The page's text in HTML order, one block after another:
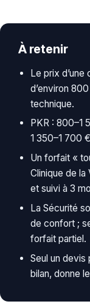
À retenir
Le prix d’une
d’environ
technique.
PKR : 800–1
1 350–1 700
Un forfait «
Clinique de
et suivi à 3
La Sécurité
de confort ;
forfait partiel.
Seul un devis
bilan, donne